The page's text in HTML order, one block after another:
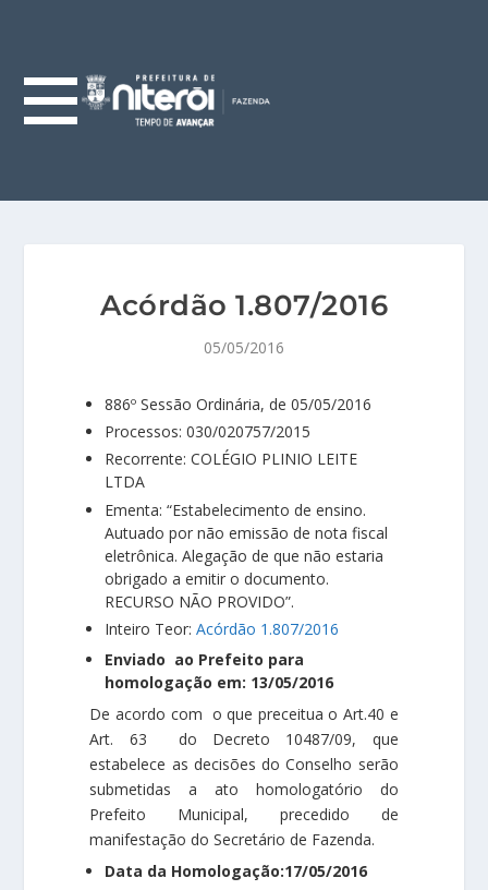
Acórdão 1.807/2016
05/05/2016
886º Sessão Ordinária, de 05/05/2016
Processos: 030/020757/2015
Recorrente: COLÉGIO PLINIO LEITE
LTDA
Ementa: “Estabelecimento de ensino.
Autuado por não emissão de nota fiscal
eletrônica. Alegação de que não estaria
obrigado a emitir o documento.
RECURSO NÃO PROVIDO”.
Inteiro Teor:Acórdão 1.807/2016
Enviado ao Prefeito para
homologação em: 13/05/2016
De acordo com o que preceitua o Art.40 e
Art. 63 do Decreto 10487/09, que
estabelece as decisões do Conselho serão
submetidas a ato homologatório do
Prefeito Municipal, precedido de
manifestação do Secretário de Fazenda.
Data da Homologação:17/05/2016